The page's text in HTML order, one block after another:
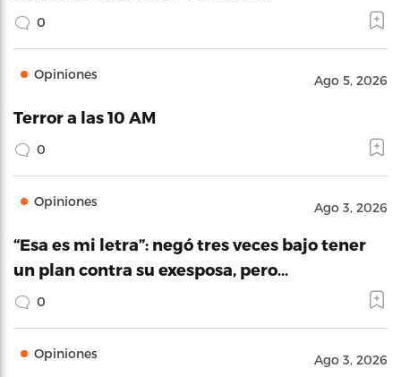
0
Opiniones Ago 5, 2026
Terror a las 10 AM
0
Opiniones Ago 3, 2026
“Esa es mi letra”: negó tres veces bajo tener
un plan contra su exesposa, pero…
0
Opiniones Ago 3, 2026